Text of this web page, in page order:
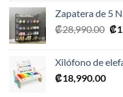
Zapatera de 5
₡28,990.00 El
₡
Xilófono de
₡18,990.00